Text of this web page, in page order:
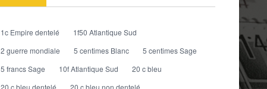
1c Empire dentelé
1f50 Atlantique Sud
2 guerre mondiale
5 centimes Blanc
5 centimes Sage
5 francs Sage
10f Atlantique Sud
20 c bleu
20 c bleu dentelé
20 c bleu non dentelé